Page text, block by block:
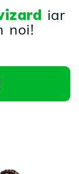
iar
noi!